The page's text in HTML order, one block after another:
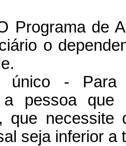
Programa de
o
único -
a pessoa
que
seja inferior a